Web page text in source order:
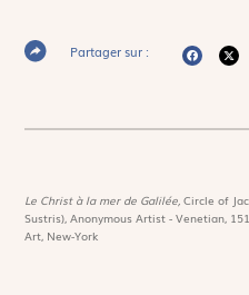
Partager sur :
Le Christ à la mer de Galilée,Circle of
Sustris), Anonymous Artist - Venetian,
Art, New-York